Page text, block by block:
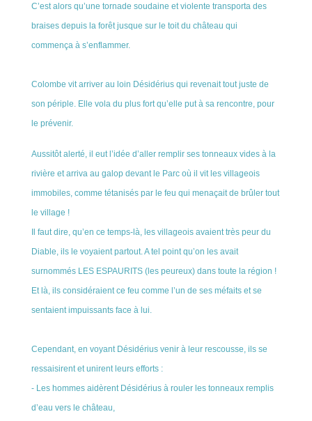
C’est alors qu’une tornade soudaine et violente transporta des
braises depuis la forêt jusque sur le toit du château qui
commença à s’enflammer.
Colombe vit arriver au loin Désidérius qui revenait tout juste de
son périple. Elle vola du plus fort qu’elle put à sa rencontre, pour
le prévenir.
Aussitôt alerté, il eut l’idée d’aller remplir ses tonneaux vides à la
rivière et arriva au galop devant le Parc où il vit les villageois
immobiles, comme tétanisés par le feu qui menaçait de brûler tout
le village !
Il faut dire, qu’en ce temps-là, les villageois avaient très peur du
Diable, ils le voyaient partout. A tel point qu’on les avait
surnommés LES ESPAURITS (les peureux) dans toute la région !
Et là, ils considéraient ce feu comme l’un de ses méfaits et se
sentaient impuissants face à lui.
Cependant, en voyant Désidérius venir à leur rescousse, ils se
ressaisirent et unirent leurs efforts :
- Les hommes aidèrent Désidérius à rouler les tonneaux remplis
d’eau vers le château,